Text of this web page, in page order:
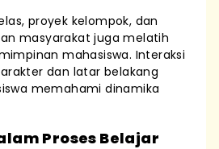
proyek kelompok, dan
masyarakat juga melatih
mahasiswa. Interaksi
dan latar belakang
memahami dinamika
Proses Belajar